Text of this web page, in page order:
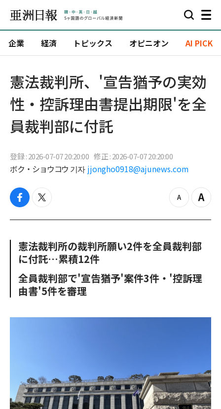
企業 経済 トピックス オピニオン AI PICK
憲法裁判所、'宣告猶予の実効
性・控訴理由書提出期限'を全
員裁判部に付託
登録 : 2026-07-07 20:20:00 修正 : 2026-07-07 20:20:00
ボク・ショウコウ 기자 jjongho0918@ajunews.com
f
c
o
o
t
i
e
r
z
o
u
Z
o
n
憲法裁判所の裁判所願い2件を全員裁判部
に付託…累積12件
全員裁判部で'宣告猶予'案件3件・'控訴理
由書'5件を審理